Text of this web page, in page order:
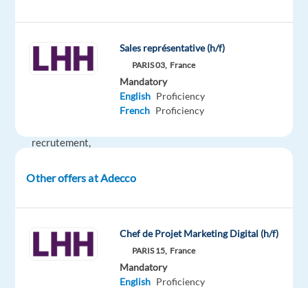
LHH
Solutions,
cabinet
recrutement,
spécialisé,
de
Sales représentative (h/f)
PARIS 03, France
Mandatory
English Proficiency
French Proficiency
Other offers at Adecco
Chef de Projet Marketing Digital (h/f)
PARIS 15, France
Mandatory
English Proficiency